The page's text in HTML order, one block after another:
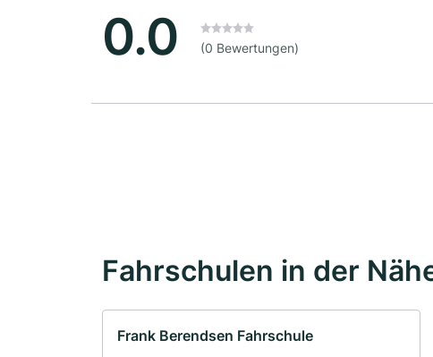
0.0 (0 Bewertungen)
Fahrschulen in der
Frank Berendsen Fahrschule